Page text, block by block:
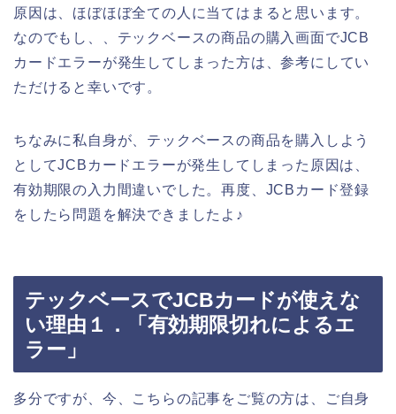
原因は、ほぼほぼ全ての人に当てはまると思います。
なのでもし、、テックベースの商品の購入画面でJCB
カードエラーが発生してしまった方は、参考にしてい
ただけると幸いです。
ちなみに私自身が、テックベースの商品を購入しよう
としてJCBカードエラーが発生してしまった原因は、
有効期限の入力間違いでした。再度、JCBカード登録
をしたら問題を解決できましたよ♪
テックベースでJCBカードが使えな
い理由１．「有効期限切れによるエ
ラー」
多分ですが、今、こちらの記事をご覧の方は、ご自身